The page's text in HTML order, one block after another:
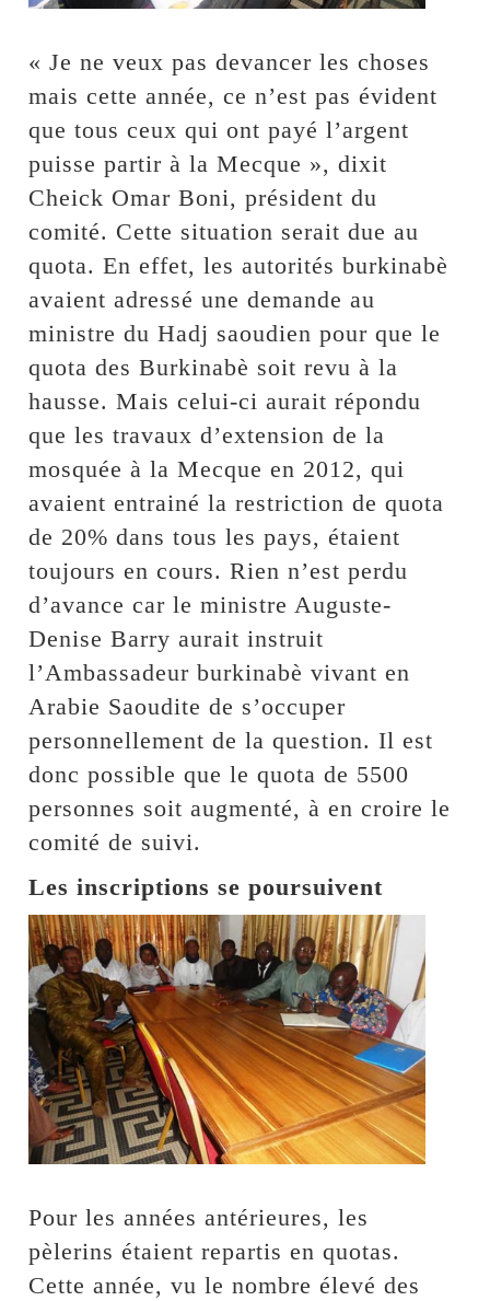
« Je ne veux pas devancer les choses
mais cette année, ce n’est pas évident
que tous ceux qui ont payé l’argent
puisse partir à la Mecque », dixit
Cheick Omar Boni, président du
comité. Cette situation serait due au
quota. En effet, les autorités burkinabè
avaient adressé une demande au
ministre du Hadj saoudien pour que le
quota des Burkinabè soit revu à la
hausse. Mais celui-ci aurait répondu
que les travaux d’extension de la
mosquée à la Mecque en 2012, qui
avaient entrainé la restriction de quota
de 20% dans tous les pays, étaient
toujours en cours. Rien n’est perdu
d’avance car le ministre Auguste-
Denise Barry aurait instruit
l’Ambassadeur burkinabè vivant en
Arabie Saoudite de s’occuper
personnellement de la question. Il est
donc possible que le quota de 5500
personnes soit augmenté, à en croire le
comité de suivi.
Les inscriptions se poursuivent
Pour les années antérieures, les
pèlerins étaient repartis en quotas.
Cette année, vu le nombre élevé des